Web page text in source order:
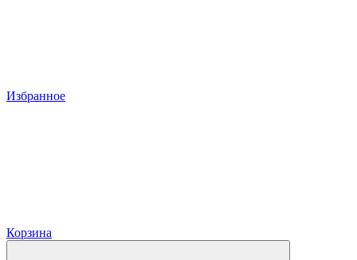
Избранное
Корзина